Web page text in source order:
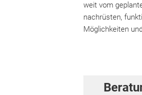
weit vom
nachrüsten,
Möglichkeiten